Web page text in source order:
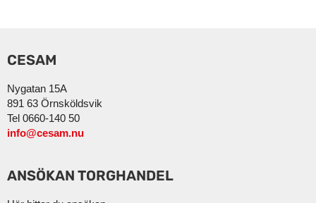
CESAM
Nygatan 15A
891 63 Örnsköldsvik
Tel 0660-140 50
info@cesam.nu
ANSÖKAN TORGHANDEL